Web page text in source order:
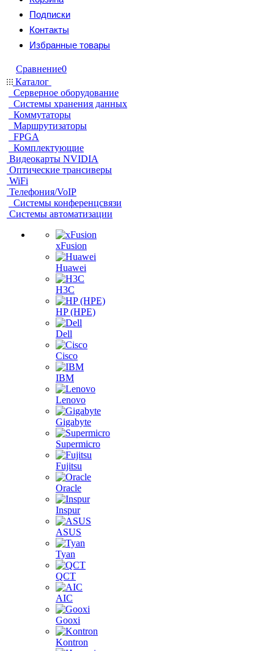
Подписки
Контакты
Избранные товары
Сравнение0
Каталог
Серверное оборудование
Системы хранения данных
Коммутаторы
Маршрутизаторы
FPGA
Комплектующие
Видеокарты NVIDIA
Оптические трансиверы
WiFi
Телефония/VoIP
Системы конференцсвязи
Системы автоматизации
xFusion
Huawei
H3C
HP (HPE)
Dell
Cisco
IBM
Lenovo
Gigabyte
Supermicro
Fujitsu
Oracle
Inspur
ASUS
Tyan
QCT
AIC
Gooxi
Kontron